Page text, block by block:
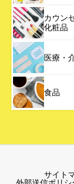
カウン
化粧品
医療・
食品
サイト